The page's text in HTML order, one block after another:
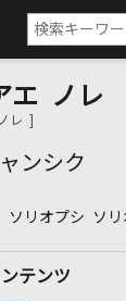
エ ノレ
レ ]
ンシク
ソリオプシ ソリ
テンツ